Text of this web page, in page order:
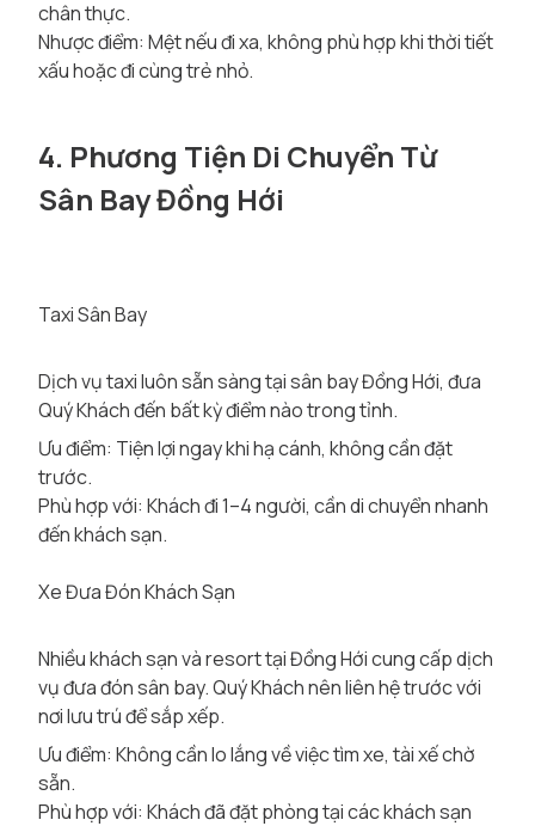
chân thực.
Nhược điểm: Mệt nếu đi xa, không phù hợp khi thời tiết
xấu hoặc đi cùng trẻ nhỏ.
4. Phương Tiện Di Chuyển Từ
Sân Bay Đồng Hới
Taxi Sân Bay
Dịch vụ taxi luôn sẵn sàng tại sân bay Đồng Hới, đưa
Quý Khách đến bất kỳ điểm nào trong tỉnh.
Ưu điểm: Tiện lợi ngay khi hạ cánh, không cần đặt
trước.
Phù hợp với: Khách đi 1–4 người, cần di chuyển nhanh
đến khách sạn.
Xe Đưa Đón Khách Sạn
Nhiều khách sạn và resort tại Đồng Hới cung cấp dịch
vụ đưa đón sân bay. Quý Khách nên liên hệ trước với
nơi lưu trú để sắp xếp.
Ưu điểm: Không cần lo lắng về việc tìm xe, tài xế chờ
sẵn.
Phù hợp với: Khách đã đặt phòng tại các khách sạn